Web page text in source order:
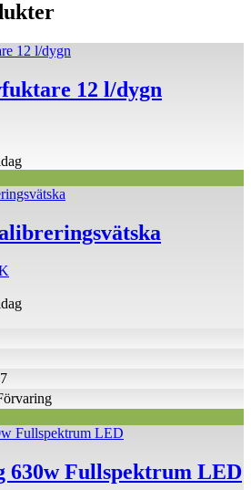
12 l/dygn
till
630w Fullspektrum LED